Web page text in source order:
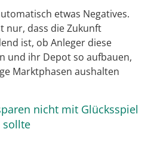
etwas Negatives.
nur, dass die Zukunft
ist, ob Anleger diese
und ihr Depot so aufbauen,
Marktphasen aushalten
nicht mit Glücksspiel
sollte